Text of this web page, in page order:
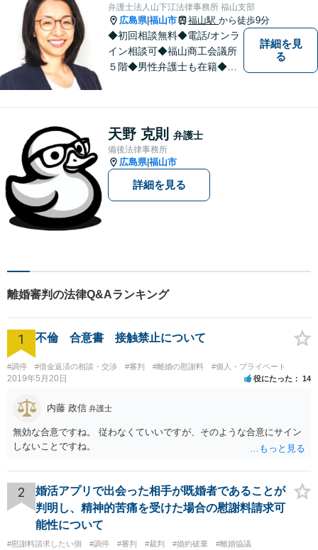
ちに寄り添い、丁寧にお応え
します。
弁護士法人山下江法律事務所 福山支部
広島県|福山市 福山駅 から徒歩9分
◆初回相談無料◆電話/オンラ
イン相談可◆福山商工会議所
５階◆男性弁護士も在籍◆離
ど。話しにくいことも安心し
てご相談ください。あなたの
気持ちに寄り添い、丁寧にお
応えします。
詳細を見
る
天野 克則 弁護士
備後法律事務所
広島県|福山市
詳細を見る
離婚審判の法律Q&Aランキング
1 不倫 合意書 接触禁止について
#調停 #借金返済の相談・交渉 #審判 #離婚の慰謝料 #個人・プライベート
2019年5月20日 役にたった 14
内藤 政信 弁護士
無効な合意ですね。 従わなくていいですが、そのような合意にサイン
しないことですね。
2
婚活アプリで出会った相手が既婚者であることが
判明し、精神的苦痛を受けた場合の慰謝料請求可
能性について
#慰謝料請求したい側 #調停 #審判 #裁判 #婚約破棄 #離婚協議